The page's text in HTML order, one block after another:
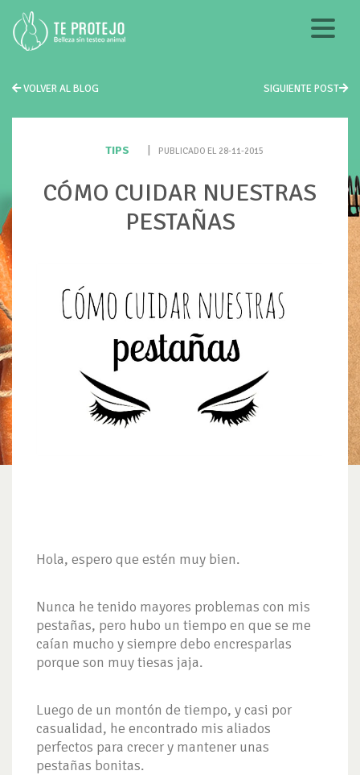
VOLVER AL BLOG SIGUIENTE POST
TIPS PUBLICADO EL 28-11-2015
CÓMO CUIDAR NUESTRAS
PESTAÑAS
Hola, espero que estén muy bien.
Nunca he tenido mayores problemas con mis
pestañas, pero hubo un tiempo en que se me
caían mucho y siempre debo encresparlas
porque son muy tiesas jaja.
Luego de un montón de tiempo, y casi por
casualidad, he encontrado mis aliados
perfectos para crecer y mantener unas
pestañas bonitas.